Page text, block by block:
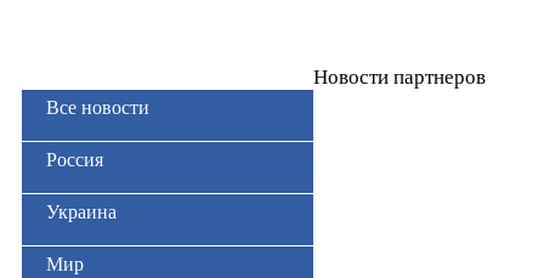
Новости партнеров
Все новости
Россия
Украина
Мир